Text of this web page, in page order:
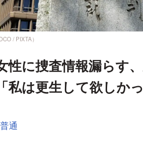
/ PIXTA）
性に捜査情報漏らす
は更生して欲しか
普通